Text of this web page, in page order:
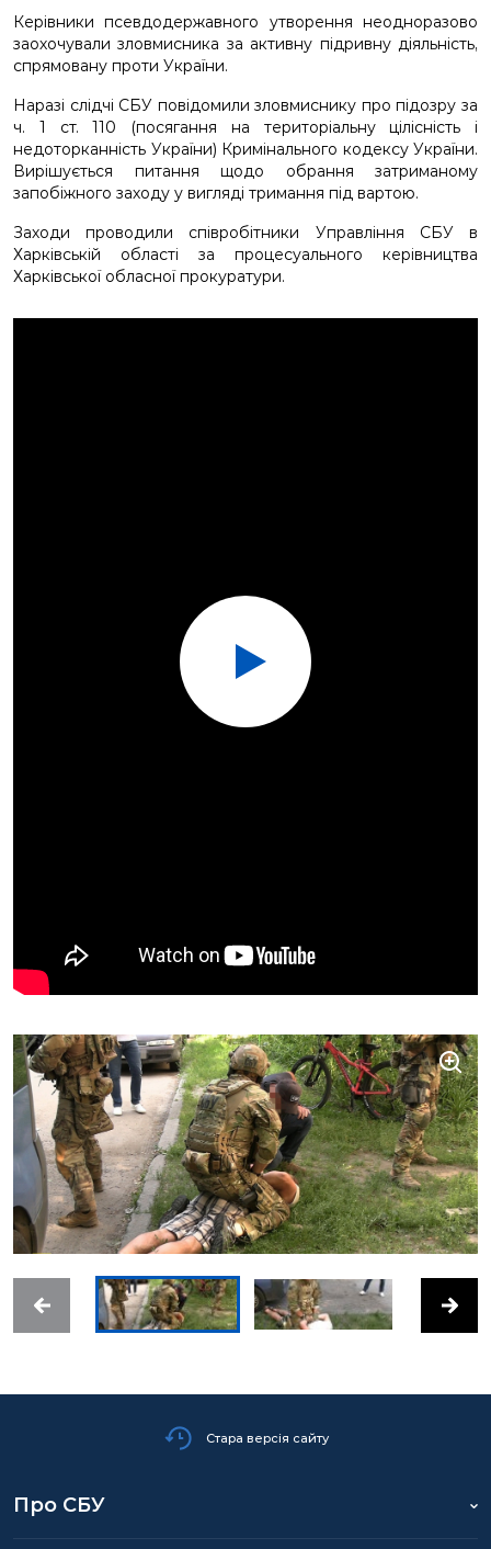
Керівники псевдодержавного утворення неодноразово
заохочували зловмисника за активну підривну діяльність,
спрямовану проти України.
Наразі слідчі СБУ повідомили зловмиснику про підозру за
ч. 1 ст. 110 (посягання на територіальну цілісність і
недоторканність України) Кримінального кодексу України.
Вирішується питання щодо обрання затриманому
запобіжного заходу у вигляді тримання під вартою.
Заходи проводили співробітники Управління СБУ в
Харківській області за процесуального керівництва
Харківської обласної прокуратури.
Стара версія сайту
Про СБУ